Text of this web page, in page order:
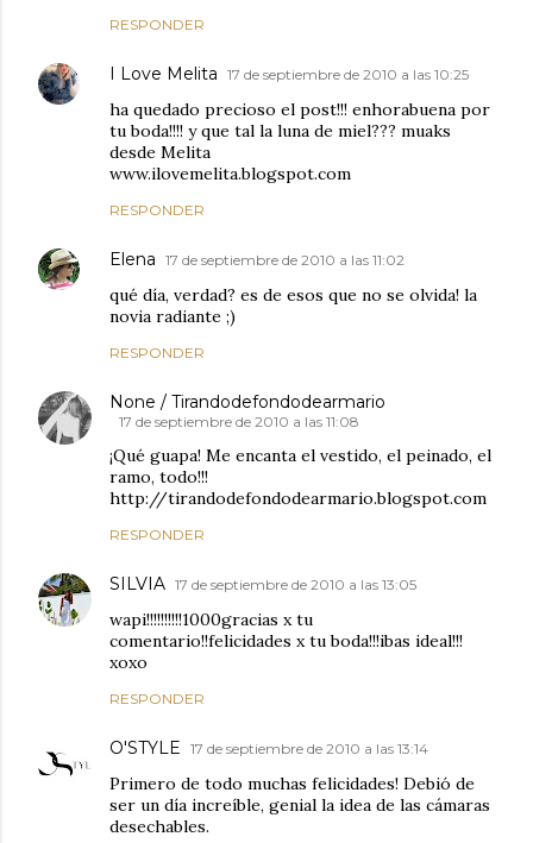
RESPONDER
I Love Melita 17 de septiembre de 2010 a las 10:25
ha quedado precioso el post!!! enhorabuena por
tu boda!!!! y que tal la luna de miel??? muaks
desde Melita
www.ilovemelita.blogspot.com
RESPONDER
Elena 17 de septiembre de 2010 a las 11:02
qué día, verdad? es de esos que no se olvida! la
novia radiante ;)
RESPONDER
None / Tirandodefondodearmario
17 de septiembre de 2010 a las 11:08
¡Qué guapa! Me encanta el vestido, el peinado, el
ramo, todo!!!
http://tirandodefondodearmario.blogspot.com
RESPONDER
SILVIA 17 de septiembre de 2010 a las 13:05
wapi!!!!!!!!!!1000gracias x tu
comentario!!felicidades x tu boda!!!ibas ideal!!!
xoxo
RESPONDER
O'STYLE 17 de septiembre de 2010 a las 13:14
Primero de todo muchas felicidades! Debió de
ser un día increíble, genial la idea de las cámaras
desechables.